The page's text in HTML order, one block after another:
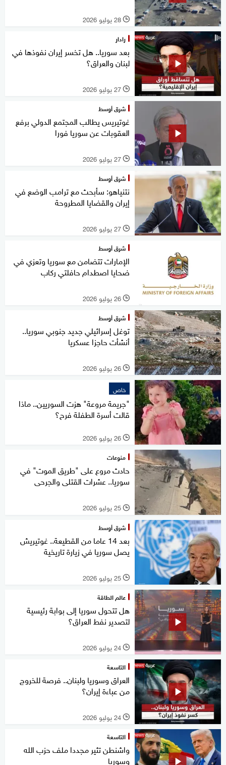
l 28 يوليو 2026
رادار
بعد سوريا.. هل تخسر إيران نفوذها في
لبنان والعراق؟
l 27 يوليو 2026
شرق أوسط
غوتيريس يطالب المجتمع الدولي برفع
العقوبات عن سوريا فورا
l 27 يوليو 2026
شرق أوسط
نتنياهو: سأبحث مع ترامب الوضع في
إيران والقضايا المطروحة
l 27 يوليو 2026
شرق أوسط
الإمارات تتضامن مع سوريا وتعزي في
ضحايا اصطدام حافلتي ركاب
l 26 يوليو 2026
شرق أوسط
توغل إسرائيلي جديد جنوبي سوريا..
أنشأت حاجزا عسكريا
l 26 يوليو 2026
خاص
"جريمة مروعة" هزت السوريين.. ماذا
قالت أسرة الطفلة فرح؟
l 26 يوليو 2026
منوعات
حادث مروع على "طريق الموت" في
سوريا.. عشرات القتلى والجرحى
l 25 يوليو 2026
شرق أوسط
بعد 14 عاما من القطيعة.. غوتيريش
يصل سوريا في زيارة تاريخية
l 25 يوليو 2026
عالم الطاقة
هل تتحول سوريا إلى بوابة رئيسية
لتصدير نفط العراق؟
l 24 يوليو 2026
التاسعة
العراق وسوريا ولبنان.. فرصة للخروج
من عباءة إيران؟
l 24 يوليو 2026
التاسعة
واشنطن تثير مجددا ملف حزب الله
وسوريا